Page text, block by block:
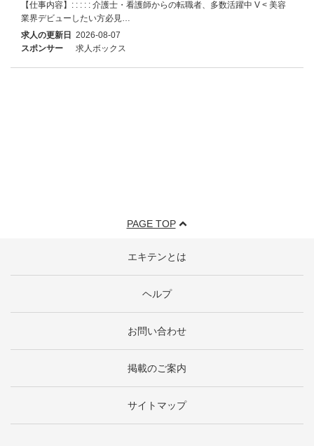
【仕事内容】: : : : : 介護士・看護師からの転職者、多数活躍中 V < 美容
業界デビューしたい方必見…
求人の更新日 2026-08-07
スポンサー
求人ボックス
PAGE TOP
エキテンとは
ヘルプ
お問い合わせ
掲載のご案内
サイトマップ